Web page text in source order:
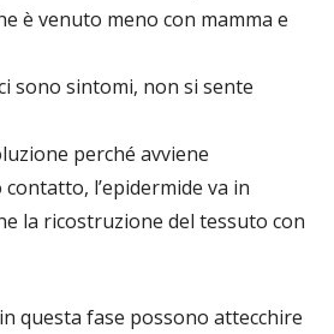
è venuto meno con mamma e
sono sintomi, non si sente
perché avviene
l’epidermide va in
la ricostruzione del tessuto con
questa fase possono attecchire